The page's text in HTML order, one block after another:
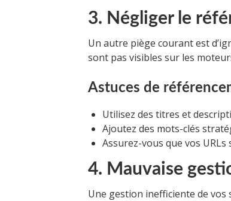
3. Négliger le
Un autre piège courant est
sont pas visibles sur les
Astuces de
Utilisez des titres et
Ajoutez des mots-clés
Assurez-vous que vos
4. Mauvaise
Une gestion inefficiente de